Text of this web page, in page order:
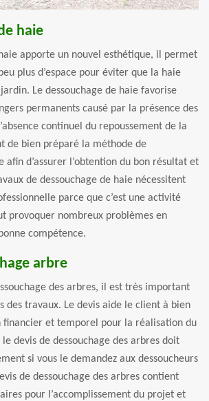
haie
apporte un nouvel esthétique, il permet
plus d’espace pour éviter que la haie
Le dessouchage de haie favorise
permanents causé par la présence des
continuel du repoussement de la
de bien préparé la méthode de
afin d’assurer l’obtention du bon résultat et
de dessouchage de haie nécessitent
parce que c’est une activité
provoquer nombreux problèmes en
compétence.
arbre
des arbres, il est très important
des travaux. Le devis aide le client à bien
financier et temporel pour la réalisation du
devis de dessouchage des arbres doit
si vous le demandez aux dessoucheurs
de dessouchage des arbres contient
pour l’accomplissement du projet et